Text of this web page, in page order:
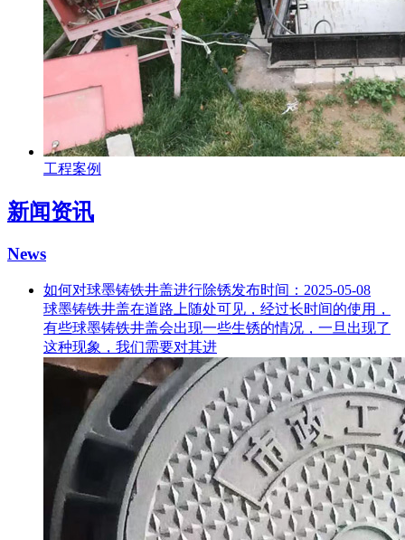
工程案例
新闻资讯
News
如何对球墨铸铁井盖进行除锈发布时间：2025-05-08
球墨铸铁井盖在道路上随处可见，经过长时间的使用，
有些球墨铸铁井盖会出现一些生锈的情况，一旦出现了
这种现象，我们需要对其进